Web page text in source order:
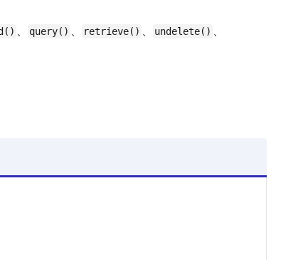
、 query() 、 retrieve() 、 undelete() 、